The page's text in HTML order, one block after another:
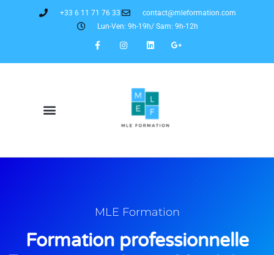
+33 6 11 71 76 33
contact@mleformation.com
Lun-Ven: 9h-19h/ Sam: 9h-12h
MLE Formation
Formation professionnelle